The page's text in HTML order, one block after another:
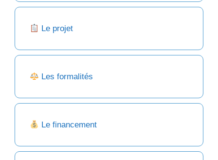
Le projet
Les formalités
Le financement